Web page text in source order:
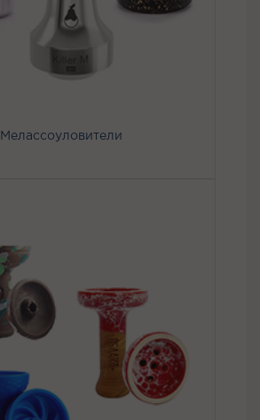
Мелассоуловители